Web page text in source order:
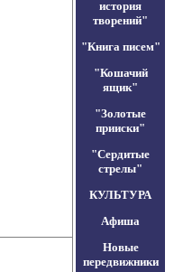
история
творений"
"Книга писем"
"Кошачий
ящик"
"Золотые
прииски"
"Сердитые
стрелы"
КУЛЬТУРА
Афиша
Новые
передвижники